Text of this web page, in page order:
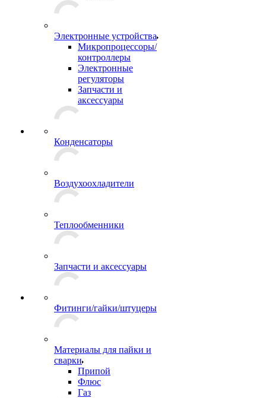
Электронные устройства
Микропроцессоры/
контроллеры
Электронные
регуляторы
Запчасти и
аксессуары
Конденсаторы
Воздухоохладители
Теплообменники
Запчасти и аксессуары
Фитинги/гайки/штуцеры
Материалы для пайки и
сварки
Припой
Флюс
Газ